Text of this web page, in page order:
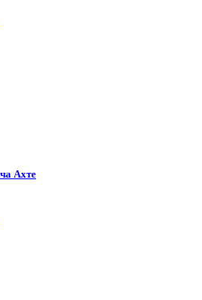
Ахте